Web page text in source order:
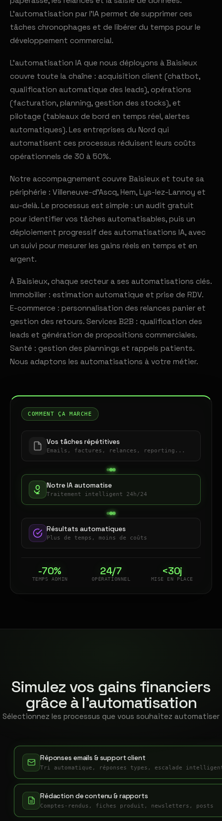
L'automatisation par l'IA permet de supprimer ces
tâches chronophages et de libérer du temps pour le
développement commercial.
L'automatisation IA que nous déployons à Baisieux
couvre toute la chaîne : acquisition client (chatbot,
qualification automatique des leads), opérations
(facturation, planning, gestion des stocks), et
pilotage (tableaux de bord en temps réel, alertes
automatiques). Les entreprises du Nord qui
automatisent ces processus réduisent leurs coûts
opérationnels de 30 à 50%.
Notre accompagnement couvre Baisieux et toute sa
périphérie : Villeneuve-d'Ascq, Hem, Lys-lez-Lannoy et
au-delà. Le processus est simple : un audit gratuit
pour identifier vos tâches automatisables, puis un
déploiement progressif des automatisations IA, avec
un suivi pour mesurer les gains réels en temps et en
argent.
À Baisieux, chaque secteur a ses automatisations clés.
Immobilier : estimation automatique et prise de RDV.
E-commerce : personnalisation des relances panier et
gestion des retours. Services B2B : qualification des
leads et génération de propositions commerciales.
Santé : gestion des plannings et rappels patients.
Nous adaptons les automatisations à votre métier.
COMMENT ÇA MARCHE
Vos tâches répétitives
Emails, factures, relances, reporting...
Notre IA automatise
Traitement intelligent 24h/24
Résultats automatiques
Plus de temps, moins de coûts
-70%
TEMPS ADMIN
24/7
OPÉRATIONNEL
<30j
MISE EN PLACE
Simulez vos gains financiers
grâce à l'automatisation
Sélectionnez les processus que vous souhaitez automatiser
Réponses emails & support client
Tri automatique, réponses types, escalade
Rédaction de contenu & rapports
Comptes-rendus, fiches produit, newsletters, posts